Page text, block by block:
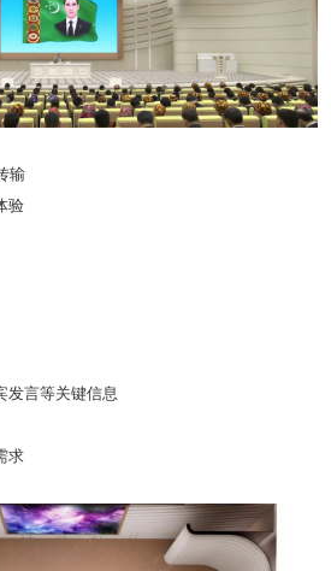
输
验
发言等关键信息
求